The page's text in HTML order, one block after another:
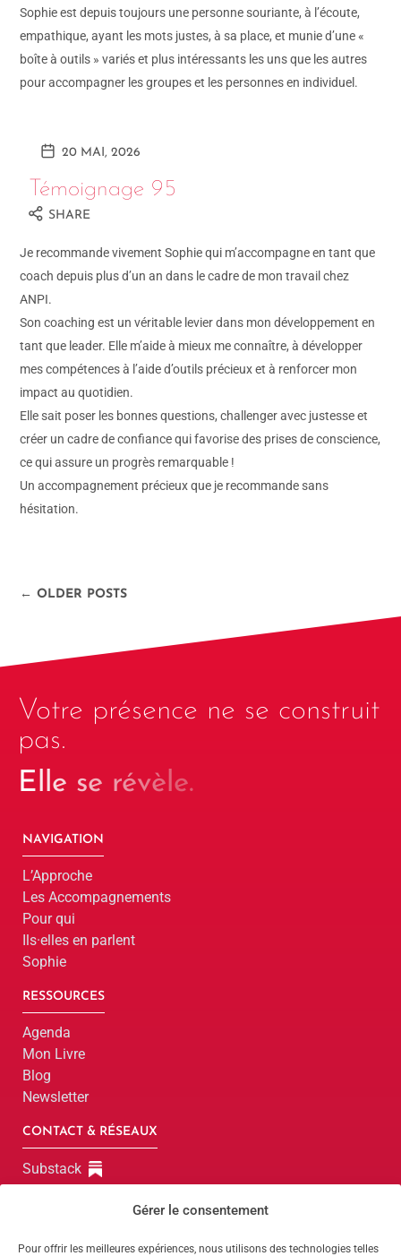
Gérer le consentement
Pour offrir les meilleures expériences, nous utilisons des technologies telles
Sophie est depuis toujours une personne souriante, à l’écoute,
empathique, ayant les mots justes, à sa place, et munie d’une «
boîte à outils » variés et plus intéressants les uns que les autres
pour accompagner les groupes et les personnes en individuel.
20 MAI, 2026
Témoignage 95
SHARE
Je recommande vivement Sophie qui m’accompagne en tant que
coach depuis plus d’un an dans le cadre de mon travail chez
ANPI.
Son coaching est un véritable levier dans mon développement en
tant que leader. Elle m’aide à mieux me connaître, à développer
mes compétences à l’aide d’outils précieux et à renforcer mon
impact au quotidien.
Elle sait poser les bonnes questions, challenger avec justesse et
créer un cadre de confiance qui favorise des prises de conscience,
ce qui assure un progrès remarquable !
Un accompagnement précieux que je recommande sans
hésitation.
← OLDER POSTS
Votre présence ne se construit
pas.
Elle se révèle.
NAVIGATION
L’Approche
Les Accompagnements
Pour qui
Ils·elles en parlent
Sophie
RESSOURCES
Agenda
Mon Livre
Blog
Newsletter
CONTACT & RÉSEAUX
Substack